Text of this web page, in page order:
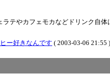
テやカフェモカなどドリンク自
ー好きなんです ( 2003-03-06 21:55 )